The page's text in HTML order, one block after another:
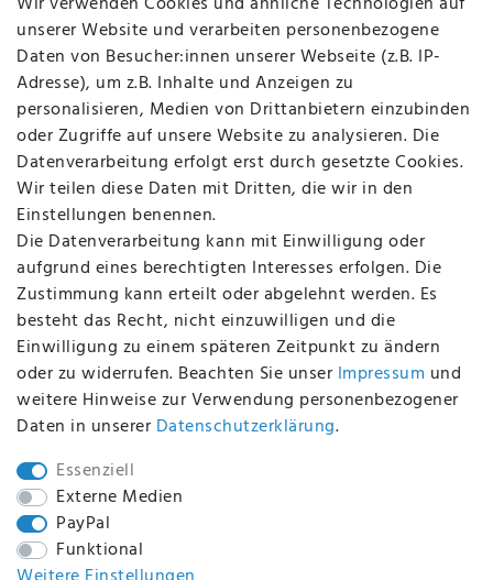
Über uns
Kontakt
Datenschutz
AGB
FAQ
Batterieentsorgung
Altölverordnung
Impressum
BEQUEM UND SICHER BEZAHLEN MIT
BEI UNS SIND SIE SICHER!
WIR VERSENDEN MIT
unserer Website und verarbeiten personenbezogene
Daten von Besucher:innen unserer Webseite (z.B. IP-
Adresse), um z.B. Inhalte und Anzeigen zu
personalisieren, Medien von Drittanbietern einzubinden
oder Zugriffe auf unsere Website zu analysieren. Die
Datenverarbeitung erfolgt erst durch gesetzte Cookies.
Wir teilen diese Daten mit Dritten, die wir in den
Einstellungen benennen.
Die Datenverarbeitung kann mit Einwilligung oder
aufgrund eines berechtigten Interesses erfolgen. Die
Zustimmung kann erteilt oder abgelehnt werden. Es
besteht das Recht, nicht einzuwilligen und die
Einwilligung zu einem späteren Zeitpunkt zu ändern
oder zu widerrufen. Beachten Sie unser Impressum und
weitere Hinweise zur Verwendung personenbezogener
Daten in unserer Daten­schutz­erklärung.
Essenziell
Externe Medien
PayPal
Funktional